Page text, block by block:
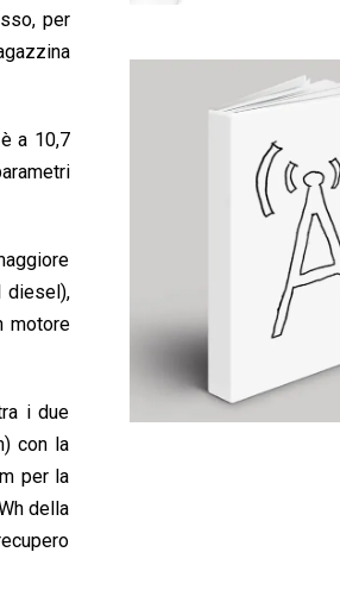
per
a 10,7
diesel),
motore
i due
con la
per la
della